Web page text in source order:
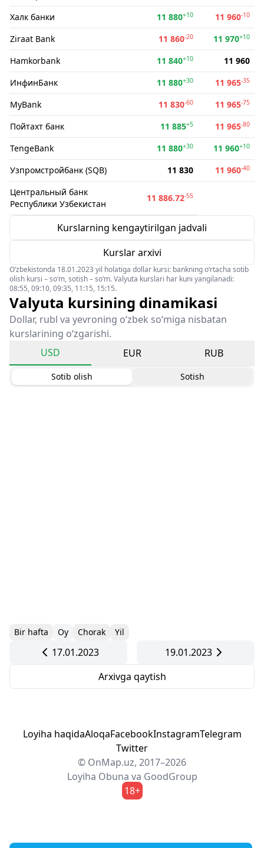
Халк банки 11 880+10 11 960-10
Ziraat Bank 11 860-20 11 970+10
Hamkorbank 11 840+10
11 960
ИнфинБанк
11 880+30 11 965-35
MyBank 11 830-60 11 965-75
Пойтахт банк 11 885+5 11 965-80
TengeBank 11 880+30 11 960+10
Узпромстройбанк (SQB) 11 830 11 960-40
Центральный банк
Республики Узбекистан
11 886.72-55
Kurslarning kengaytirilgan jadvali
Kurslar arxivi
O‘zbekistonda 18.01.2023 yil holatiga dollar kursi: bankning o‘rtacha sotib
olish kursi – so‘m, sotish – so‘m. Valyuta kurslari har kuni yangilanadi:
08:55, 09:10, 09:35, 11:15, 15:15.
Valyuta kursining dinamikasi
Dollar, rubl va yevroning o‘zbek so‘miga nisbatan
kurslarining o‘zgarishi.
USD
EUR RUB
Sotib olish Sotish
Bir hafta Oy Chorak Yil
17.01.2023
19.01.2023
Arxivga qaytish
Loyiha haqidaAloqaFacebookInstagramTelegram
Twitter
© OnMap.uz, 2017–2026
Loyiha Obuna va GoodGroup
18+